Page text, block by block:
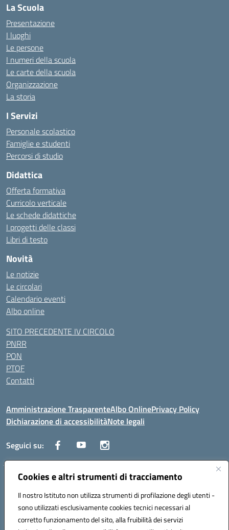
Cookies e altri strumenti di tracciamento
Il nostro Istituto non utilizza strumenti di profilazione degli utenti -
sono utilizzati esclusivamente cookies tecnici necessari al
corretto funzionamento del sito, alla fruibilità dei servizi
La Scuola
Presentazione
I luoghi
Le persone
I numeri della scuola
Le carte della scuola
Organizzazione
La storia
I Servizi
Personale scolastico
Famiglie e studenti
Percorsi di studio
Didattica
Offerta formativa
Curricolo verticale
Le schede didattiche
I progetti delle classi
Libri di testo
Novità
Le notizie
Le circolari
Calendario eventi
Albo online
SITO PRECEDENTE IV CIRCOLO
PNRR
PON
PTOF
Contatti
Amministrazione TrasparenteAlbo OnlinePrivacy Policy
Dichiarazione di accessibilitàNote legali
Seguici su:
Traversa Fondo d'Orto n.19B - Cap 80053 - Castellammare di Stabia
(NA) - Tel. 0818701043 - Mail: naic847006@istruzione.it - PEC:
Codice meccanografico: NAIC847006 - Codice iPA: istsc_naic847006 -
C.F. 82009060631 - Codice univoco fatturazione elettronica (CUF):